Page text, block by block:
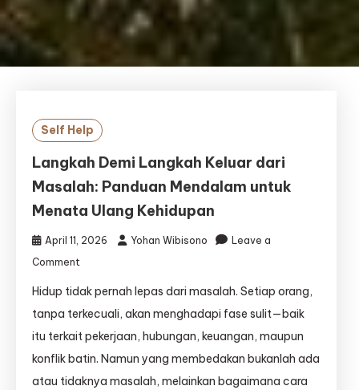
Self Help
Langkah Demi Langkah Keluar dari
Masalah: Panduan Mendalam untuk
Menata Ulang Kehidupan
April 11, 2026 Yohan Wibisono
Leave a
Comment
Demi
Langkah
dari
Masalah:
Panduan
Hidup tidak pernah lepas dari masalah. Setiap orang,
tanpa terkecuali, akan menghadapi fase sulit—baik
itu terkait pekerjaan, hubungan, keuangan, maupun
konflik batin. Namun yang membedakan bukanlah ada
atau tidaknya masalah, melainkan bagaimana cara